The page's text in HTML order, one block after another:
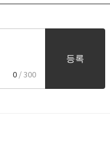
0 / 300
등록